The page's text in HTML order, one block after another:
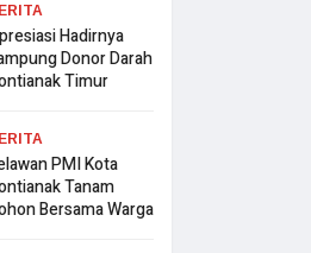
Hadirnya
Donor Darah
Timur
PMI Kota
Tanam
Bersama Warga